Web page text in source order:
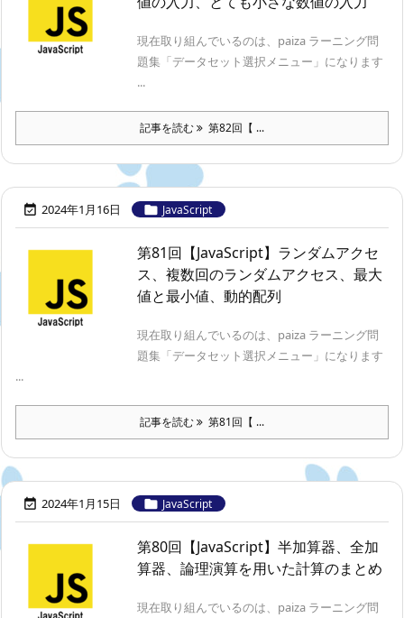
現在取り組んでいるのは、paiza ラーニング問
題集「データセット選択メニュー」になります
...
記事を読む 第82回【 ...
 2024年1月16日  JavaScript
第81回【JavaScript】ランダムアクセ
ス、複数回のランダムアクセス、最大
値と最小値、動的配列
現在取り組んでいるのは、paiza ラーニング問
題集「データセット選択メニュー」になります
...
記事を読む 第81回【 ...
 2024年1月15日  JavaScript
第80回【JavaScript】半加算器、全加
算器、論理演算を用いた計算のまとめ
現在取り組んでいるのは、paiza ラーニング問